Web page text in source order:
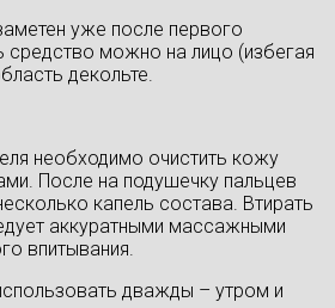
уже после первого
средство можно на лицо (избегая
декольте.
необходимо очистить кожу
После на подушечку пальцев
капель состава. Втирать
аккуратными массажными
впитывания.
дважды – утром и